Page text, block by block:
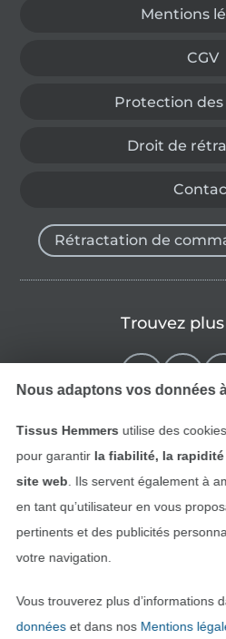
Mentions
CGV
Protection
Droit de
Rétractation de
Trouvez plus
Deutsch
Nous adaptons vos données
Tissus Hemmers utilise des
pour garantir la fiabilité, la
site web . Ils servent également à
en tant qu’utilisateur en vous
pertinents et des publicités
votre navigation.
Vous trouverez plus d’informations
donnéeset dans nos Mentions